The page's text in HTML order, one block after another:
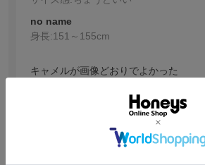
no name
身長:151～155cm
キャメルが画像どおりでよかった
カラバリがもっとあればなおよいと思
参